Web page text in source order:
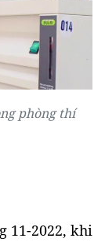
phòng thí
11-2022, khi